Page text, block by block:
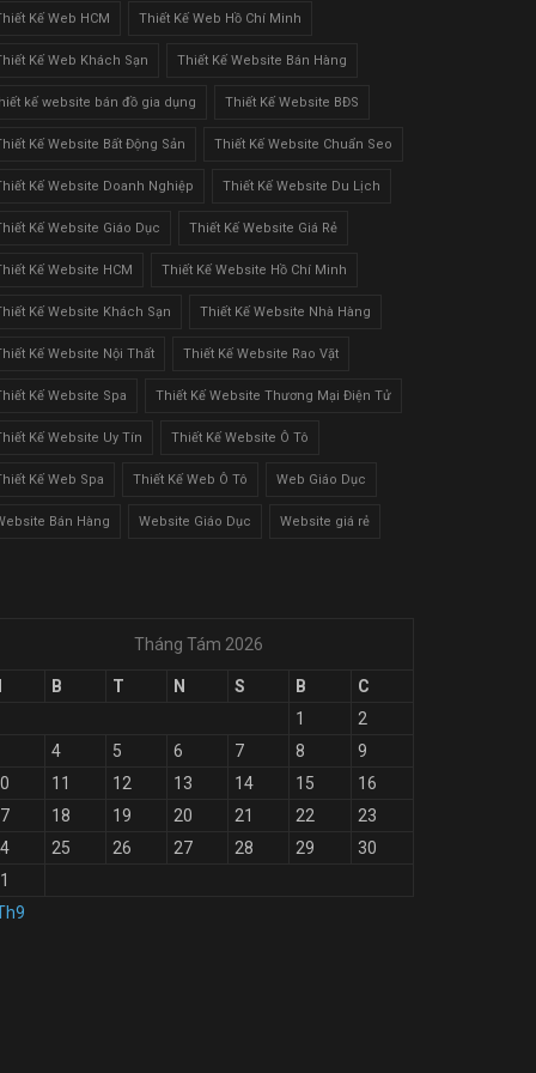
Kế Web HCM Thiết Kế Web Hồ Chí Minh
Kế Web Khách Sạn Thiết Kế Website Bán Hàng
kế website bán đồ gia dụng Thiết Kế Website BĐS
Kế Website Bất Động Sản Thiết Kế Website Chuẩn Seo
Kế Website Doanh Nghiệp Thiết Kế Website Du Lịch
Kế Website Giáo Dục Thiết Kế Website Giá Rẻ
Kế Website HCM Thiết Kế Website Hồ Chí Minh
Kế Website Khách Sạn Thiết Kế Website Nhà Hàng
Kế Website Nội Thất Thiết Kế Website Rao Vặt
Kế Website Spa Thiết Kế Website Thương Mại Điện Tử
Kế Website Uy Tín Thiết Kế Website Ô Tô
Kế Web Spa Thiết Kế Web Ô Tô Web Giáo Dục
Bán Hàng Website Giáo Dục Website giá rẻ
Tháng Tám 2026
B T N S B
C
1
2
4 5 6 7 8
9
11 12 13 14 15
16
18 19 20 21 22
23
25 26 27 28 29
30